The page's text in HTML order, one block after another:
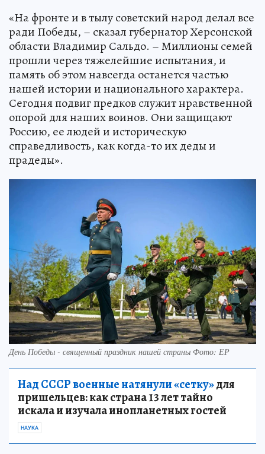
«На фронте и в тылу советский народ делал все
ради Победы, – сказал губернатор Херсонской
области Владимир Сальдо. – Миллионы семей
прошли через тяжелейшие испытания, и
память об этом навсегда останется частью
нашей истории и национального характера.
Сегодня подвиг предков служит нравственной
опорой для наших воинов. Они защищают
Россию, ее людей и историческую
справедливость, как когда-то их деды и
прадеды».
День Победы - священный праздник нашей страны Фото: ЕР
Над СССР военные натянули «сетку»для
пришельцев: как страна 13 лет тайно
искала и изучала инопланетных гостей
НАУКА